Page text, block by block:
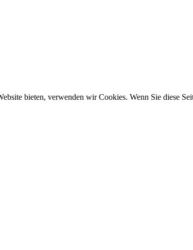
bieten, verwenden wir Cookies. Wenn Sie diese